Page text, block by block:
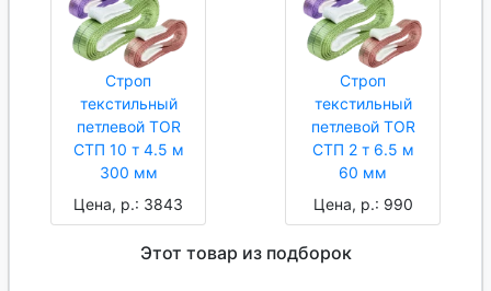
Строп
текстильный
петлевой TOR
СТП 10 т 4.5 м
300 мм
Цена, р.: 3843
Строп
текстильный
петлевой TOR
СТП 2 т 6.5 м
60 мм
Цена, р.: 990
Этот товар из подборок